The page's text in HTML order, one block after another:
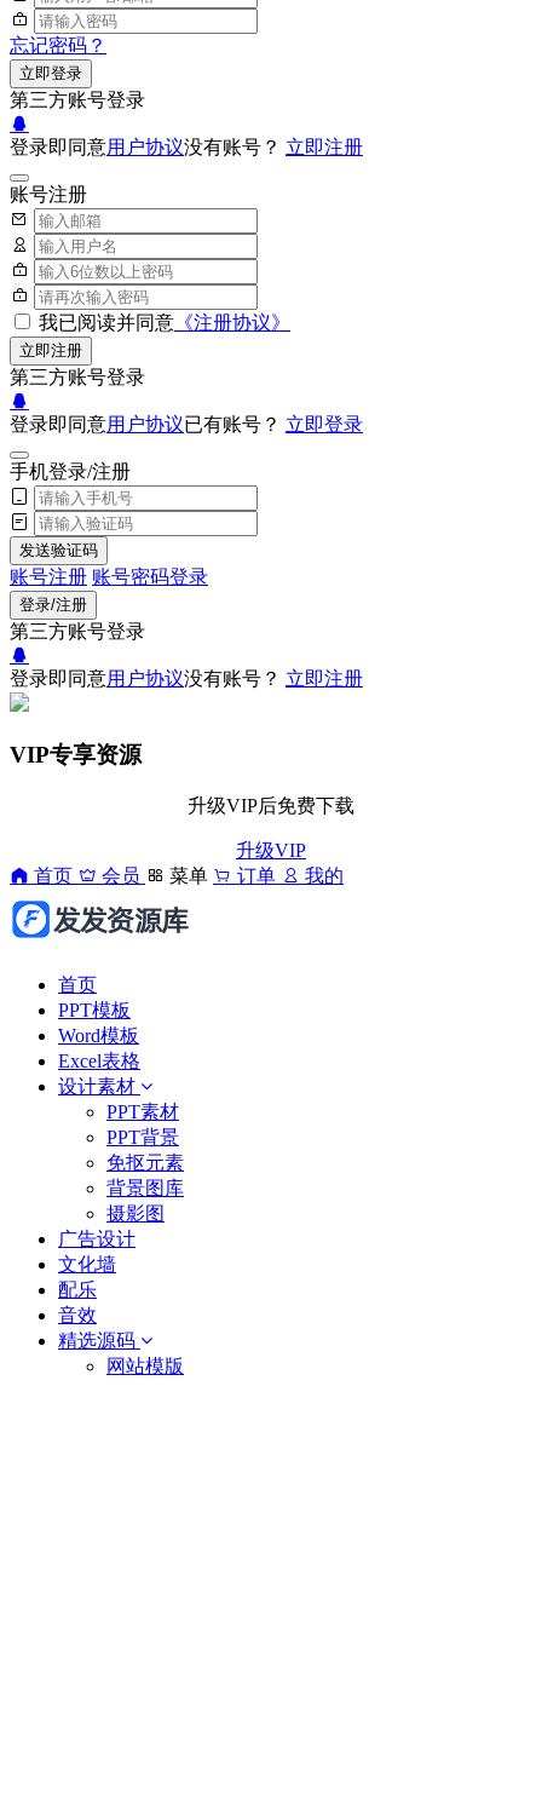
忘记密码？
立即登录
第三方账号登录
登录即同意用户协议没有账号？ 立即注册
账号注册
我已阅读并同意 《注册协议》
立即注册
第三方账号登录
登录即同意用户协议已有账号？ 立即登录
手机登录/注册
发送验证码
账号注册 账号密码登录
登录/注册
第三方账号登录
登录即同意用户协议没有账号？ 立即注册
VIP专享资源
升级VIP后免费下载
升级VIP
首页
会员 菜单 订单 我的
首页
PPT模板
Word模板
Excel表格
设计素材
PPT素材
PPT背景
免抠元素
背景图库
摄影图
广告设计
文化墙
配乐
音效
精选源码
网站模版